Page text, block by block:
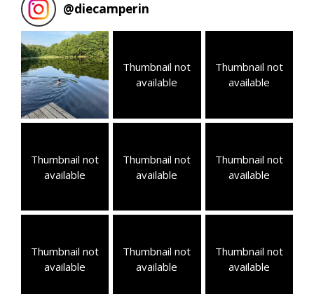
@diecamperin
Thumbnail not
available
Thumbnail not
available
Thumbnail not
available
Thumbnail not
available
Thumbnail not
available
Thumbnail not
available
Thumbnail not
available
Thumbnail not
available